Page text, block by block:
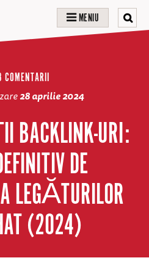
MENIU
COMENTARII
28 aprilie 2024
BACKLINK-URI:
DE
LEGĂTURILOR
(2024)